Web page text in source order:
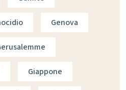
Genova
Giappone